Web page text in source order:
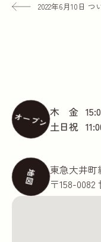
2022年6月10日 つ
オープン木 金
土日祝
地図
東急大井
〒158-